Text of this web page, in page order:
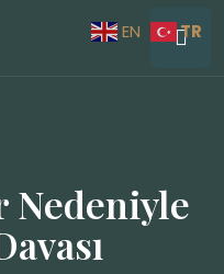
Nedeniyle
EN TR